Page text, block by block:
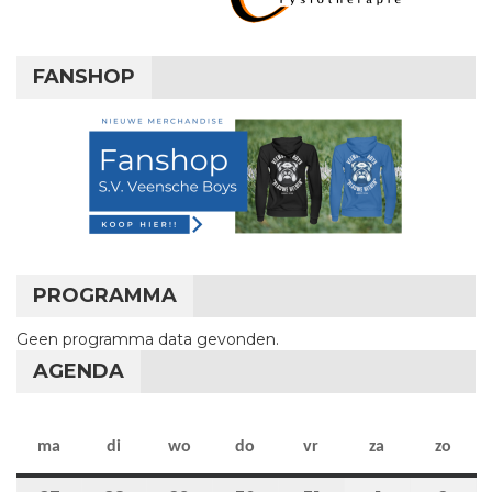
FANSHOP
PROGRAMMA
Geen programma data gevonden.
AGENDA
ma maandag
di dinsdag
wo woensdag
do donderdag
vr vrijdag
za zaterdag
zo